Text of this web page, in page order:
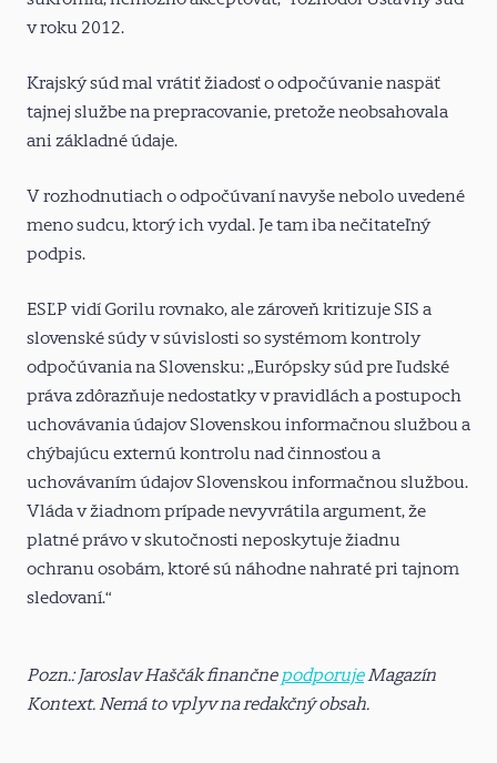
v roku 2012.
Krajský súd mal vrátiť žiadosť o odpočúvanie naspäť
tajnej službe na prepracovanie, pretože neobsahovala
ani základné údaje.
V rozhodnutiach o odpočúvaní navyše nebolo uvedené
meno sudcu, ktorý ich vydal. Je tam iba nečitateľný
podpis.
ESĽP vidí Gorilu rovnako, ale zároveň kritizuje SIS a
slovenské súdy v súvislosti so systémom kontroly
odpočúvania na Slovensku: „Európsky súd pre ľudské
práva zdôrazňuje nedostatky v pravidlách a postupoch
uchovávania údajov Slovenskou informačnou službou a
chýbajúcu externú kontrolu nad činnosťou a
uchovávaním údajov Slovenskou informačnou službou.
Vláda v žiadnom prípade nevyvrátila argument, že
platné právo v skutočnosti neposkytuje žiadnu
ochranu osobám, ktoré sú náhodne nahraté pri tajnom
sledovaní.“
Pozn.: Jaroslav Haščák finančnepodporujeMagazín
Kontext. Nemá to vplyv na redakčný obsah.